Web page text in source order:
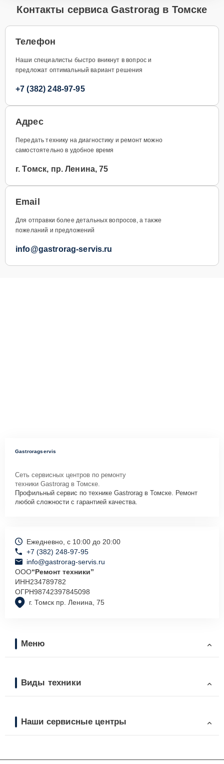
Контакты сервиса Gastrorag в Томске
Телефон
Наши специалисты быстро вникнут в вопрос и
предложат оптимальный вариант решения
+7 (382) 248-97-95
Адрес
Передать технику на диагностику и ремонт можно
самостоятельно в удобное время
г. Томск, пр. Ленина, 75
Email
Для отправки более детальных вопросов, а также
пожеланий и предложений
info@gastrorag-servis.ru
Gastroragservis
Сеть сервисных центров по ремонту
техники Gastrorag в Томске.
Профильный сервис по технике Gastrorag в Томске. Ремонт
любой сложности с гарантией качества.
г. Томск пр. Ленина, 75
Ежедневно, с 10:00 до 20:00
+7 (382) 248-97-95
info@gastrorag-servis.ru
ООО“Ремонт техники”
ИНН234789782
ОГРН98742397845098
Меню
Виды техники
Наши сервисные центры